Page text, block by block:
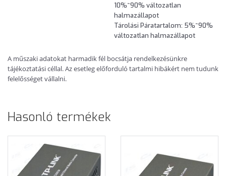
10%~90% változatlan
halmazállapot
Tárolási Páratartalom: 5%~90%
változatlan halmazállapot
A műszaki adatokat harmadik fél bocsátja rendelkezésünkre
tájékoztatási céllal. Az esetleg előforduló tartalmi hibákért nem tudunk
felelősséget vállalni.
Hasonló termékek